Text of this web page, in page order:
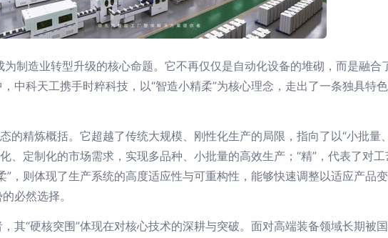
制造业转型升级的核心命题。它不再仅仅是自动化设备的堆砌，而是融
中科天工携手时粹科技，以“智造小精柔”为核心理念，走出了一条独具特
的精炼概括。它超越了传统大规模、刚性化生产的局限，指向了以“小批量
、定制化的市场需求，实现多品种、小批量的高效生产；“精”，代表了对
，则体现了生产系统的高度适应性与可重构性，能够快速调整以适应产品
必然选择。
其“硬核突围”体现在对核心技术的深耕与突破。面对高端装备领域长期被